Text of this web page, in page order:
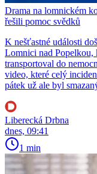
Drama na lomnickém
řešili pomoc svědků
K nešťastné události
Lomnici nad
transportoval do
video, které celý
pátek už ale byl
Liberecká Drbna
dnes, 09:41
1 min